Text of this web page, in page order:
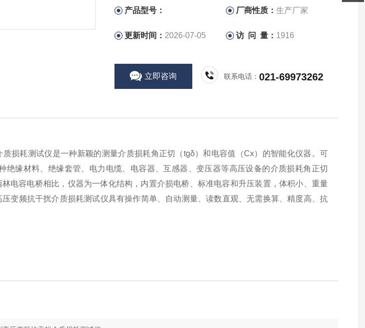
产品型号： 厂商性质：生产厂家
更新时间： 2026-07-05 访 问 量： 1916
立即咨询 联系电话：021-69973262
损耗测试仪是一种新颖的测量介质损耗角正切（tgδ）和电容值（Cx）的智能化仪器。可
绝缘材料、绝缘套管、电力电缆、电容器、互感器、变压器等高压设备的介质损耗角正切
林电容电桥相比，仪器为一体化结构，内置介损电桥、标准电容和升压装置，体积小、重量
变频抗干扰介质损耗测试仪具有操作简单、自动测量、读数直观、无需换算、精度高、抗